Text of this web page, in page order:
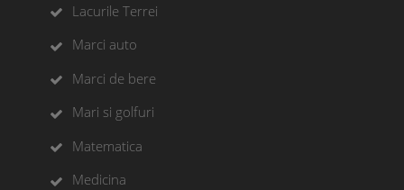
Lacurile Terrei
Marci auto
Marci de bere
Mari si golfuri
Matematica
Medicina